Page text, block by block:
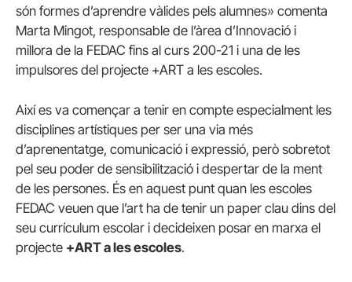
són formes d’aprendre vàlides pels alumnes» comenta
Marta Mingot, responsable de l’àrea d’Innovació i
millora de la FEDAC fins al curs 200-21 i una de les
impulsores del projecte +ART a les escoles.
Així es va començar a tenir en compte especialment les
disciplines artístiques per ser una via més
d’aprenentatge, comunicació i expressió, però sobretot
pel seu poder de sensibilització i despertar de la ment
de les persones. És en aquest punt quan les escoles
FEDAC veuen que l’art ha de tenir un paper clau dins del
seu currículum escolar i decideixen posar en marxa el
projecte +ART a les escoles.